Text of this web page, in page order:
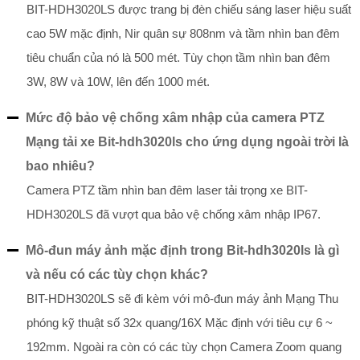
BIT-HDH3020LS được trang bị đèn chiếu sáng laser hiệu suất
cao 5W mặc định, Nir quân sự 808nm và tầm nhìn ban đêm
tiêu chuẩn của nó là 500 mét. Tùy chọn tầm nhìn ban đêm
3W, 8W và 10W, lên đến 1000 mét.
Mức độ bảo vệ chống xâm nhập của camera PTZ
Mạng tải xe Bit-hdh3020ls cho ứng dụng ngoài trời là
bao nhiêu?
Camera PTZ tầm nhìn ban đêm laser tải trọng xe BIT-
HDH3020LS đã vượt qua bảo vệ chống xâm nhập IP67.
Mô-đun máy ảnh mặc định trong Bit-hdh3020ls là gì
và nếu có các tùy chọn khác?
BIT-HDH3020LS sẽ đi kèm với mô-đun máy ảnh Mạng Thu
phóng kỹ thuật số 32x quang/16X Mặc định với tiêu cự 6 ~
192mm. Ngoài ra còn có các tùy chọn Camera Zoom quang